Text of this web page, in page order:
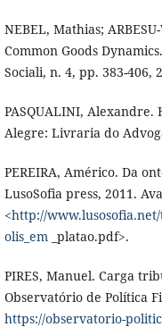
NEBEL, Mathias;
Common Goods
Sociali, n. 4, pp. 383-406,
PASQUALINI, Alexandre.
Alegre: Livraria do
PEREIRA, Américo. Da
LusoSofia press, 2011.
<http://
olis_em_platao.pdf>.
PIRES, Manuel. Carga
Observatório de Política
https://observatorio-